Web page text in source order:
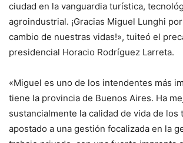
ciudad en la vanguardia turística,
agroindustrial. ¡Gracias Miguel Lunghi
cambio de nuestras vidas!», tuiteó el
presidencial Horacio Rodríguez Larreta.
«Miguel es uno de los intendentes más
tiene la provincia de Buenos Aires. Ha
sustancialmente la calidad de vida de los
apostado a una gestión focalizada en la